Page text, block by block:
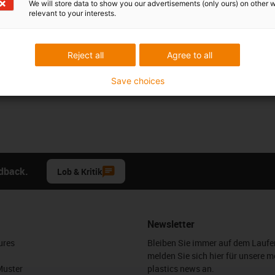
Lob & Kritik
Newsletter
Bleiben Sie immer auf dem
melden Sie sich hier für unsere
plastics news an.
We will store data to show you our advertisements (only ours) on other
relevant to your interests.
Agree to all
Reject all
Save choices